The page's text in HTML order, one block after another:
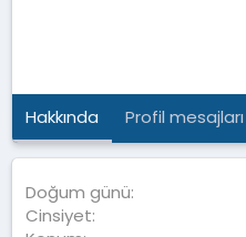
Hakkında Profil mesajları
Doğum günü
Cinsiyet